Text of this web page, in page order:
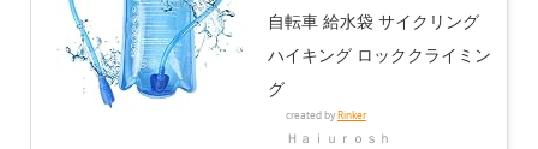
自転車 給水袋 サイクリング
ハイキング ロッククライミン
グ
created byRinker
Ｈａｉｕｒｏｓｈ